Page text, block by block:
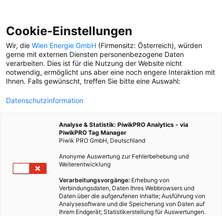
SOMMERRÄTSEL
Auflösungen zum großen
Stadtleben-Sommer-Quiz
Das sind die Preise beim
großen Sommerquiz
Cookie-Einstellungen
Wir, die Wien Energie GmbH (Firmensitz: Österreich), würden
gerne mit externen Diensten personenbezogene Daten
verarbeiten. Dies ist für die Nutzung der Website nicht
notwendig, ermöglicht uns aber eine noch engere Interaktion mit
Ihnen. Falls gewünscht, treffen Sie bitte eine Auswahl:
Datenschutzinformation
Analyse & Statistik: PiwikPRO Analytics - via
PiwikPRO Tag Manager
Piwik PRO GmbH, Deutschland
Anonyme Auswertung zur Fehlerbehebung und
Weiterentwicklung
Verarbeitungsvorgänge: Erhebung von
Verbindungsdaten, Daten Ihres Webbrowsers und
Daten über die aufgerufenen Inhalte; Ausführung von
Analysesoftware und die Speicherung von Daten auf
Ihrem Endgerät; Statistikerstellung für Auswertungen.